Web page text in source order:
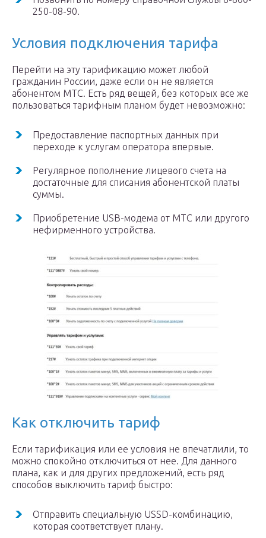
250-08-90.
Условия подключения тарифа
Перейти на эту тарификацию может любой
гражданин России, даже если он не является
абонентом МТС. Есть ряд вещей, без которых все же
пользоваться тарифным планом будет невозможно:
Предоставление паспортных данных при
переходе к услугам оператора впервые.
Регулярное пополнение лицевого счета на
достаточные для списания абонентской платы
суммы.
Приобретение USB-модема от МТС или другого
нефирменного устройства.
Как отключить тариф
Если тарификация или ее условия не впечатлили, то
можно спокойно отключиться от нее. Для данного
плана, как и для других предложений, есть ряд
способов выключить тариф быстро:
Отправить специальную USSD-комбинацию,
которая соответствует плану.